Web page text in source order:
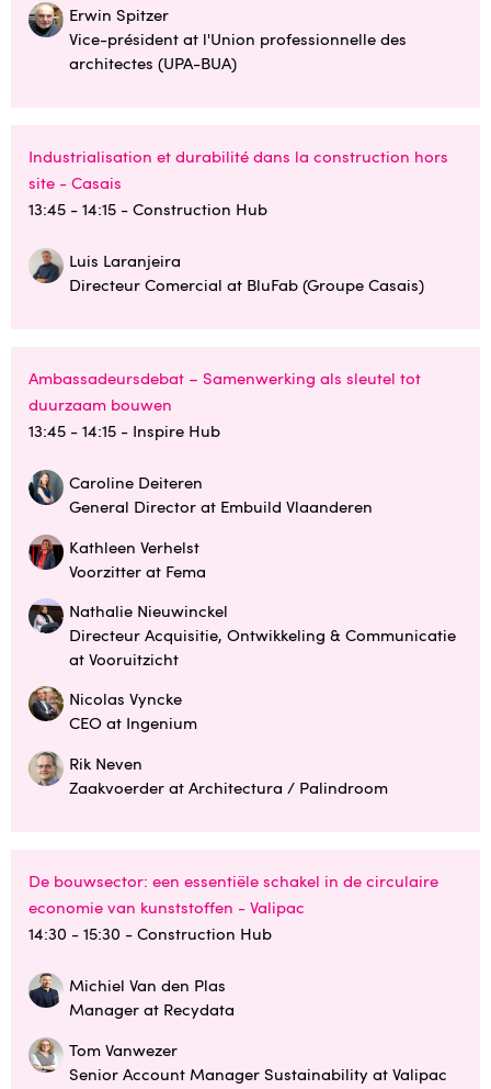
Erwin Spitzer
Vice-président at l'Union professionnelle des
architectes (UPA-BUA)
Industrialisation et durabilité dans la construction hors
site - Casais
13:45 - 14:15 - Construction Hub
Luis Laranjeira
Directeur Comercial at BluFab (Groupe Casais)
Ambassadeursdebat – Samenwerking als sleutel tot
duurzaam bouwen
13:45 - 14:15 - Inspire Hub
Caroline Deiteren
General Director at Embuild Vlaanderen
Kathleen Verhelst
Voorzitter at Fema
Nathalie Nieuwinckel
Directeur Acquisitie, Ontwikkeling & Communicatie
at Vooruitzicht
Nicolas Vyncke
CEO at Ingenium
Rik Neven
Zaakvoerder at Architectura / Palindroom
De bouwsector: een essentiële schakel in de circulaire
economie van kunststoffen - Valipac
14:30 - 15:30 - Construction Hub
Michiel Van den Plas
Manager at Recydata
Tom Vanwezer
Senior Account Manager Sustainability at Valipac